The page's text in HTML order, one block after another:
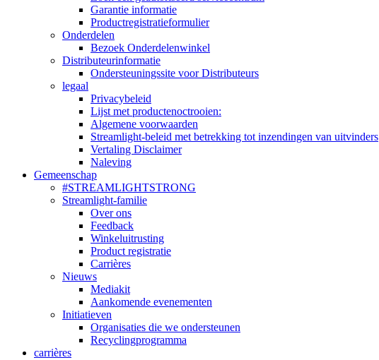
Garantie informatie
Productregistratieformulier
Onderdelen
Bezoek Onderdelenwinkel
Distributeurinformatie
Ondersteuningssite voor Distributeurs
legaal
Privacybeleid
Lijst met productenoctrooien:
Algemene voorwaarden
Streamlight-beleid met betrekking tot inzendingen van uitvinders
Vertaling Disclaimer
Naleving
Gemeenschap
#STREAMLIGHTSTRONG
Streamlight-familie
Over ons
Feedback
Winkeluitrusting
Product registratie
Carrières
Nieuws
Mediakit
Aankomende evenementen
Initiatieven
Organisaties die we ondersteunen
Recyclingprogramma
carrières